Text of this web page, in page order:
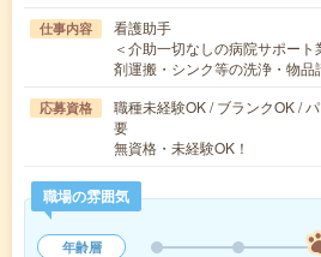
仕事内容
看護助手
＜介助一切なしの病院サポー
剤運搬・シンク等の洗浄・物
応募資格
職種未経験OK / ブランクOK /
要
無資格・未経験OK！
職場の雰囲気
年齢層